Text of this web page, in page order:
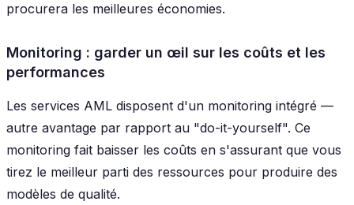
procurera les meilleures économies.
Monitoring : garder un œil sur les coûts et les
performances
Les services AML disposent d'un monitoring intégré —
autre avantage par rapport au "do-it-yourself". Ce
monitoring fait baisser les coûts en s'assurant que vous
tirez le meilleur parti des ressources pour produire des
modèles de qualité.